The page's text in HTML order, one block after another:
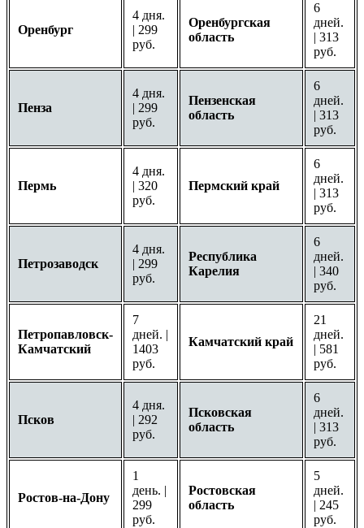
Оренбург
4 дня.
| 299
руб.
Оренбургская
область
6
дней.
| 313
руб.
Пенза
4 дня.
| 299
руб.
Пензенская
область
6
дней.
| 313
руб.
Пермь
4 дня.
| 320
руб.
Пермский край
6
дней.
| 313
руб.
Петрозаводск
4 дня.
| 299
руб.
Республика
Карелия
6
дней.
| 340
руб.
Петропавловск-
Камчатский
7
дней. |
1403
руб.
Камчатский край
21
дней.
| 581
руб.
Псков
4 дня.
| 292
руб.
Псковская
область
6
дней.
| 313
руб.
Ростов-на-Дону
1
день. |
299
руб.
Ростовская
область
5
дней.
| 245
руб.